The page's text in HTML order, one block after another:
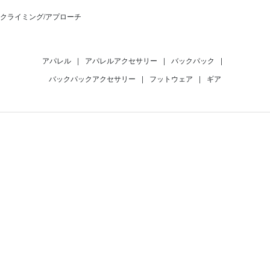
クライミング/アプローチ
アパレル | アパレルアクセサリー | バックパック
|
バックパックアクセサリー
| フットウェア | ギア